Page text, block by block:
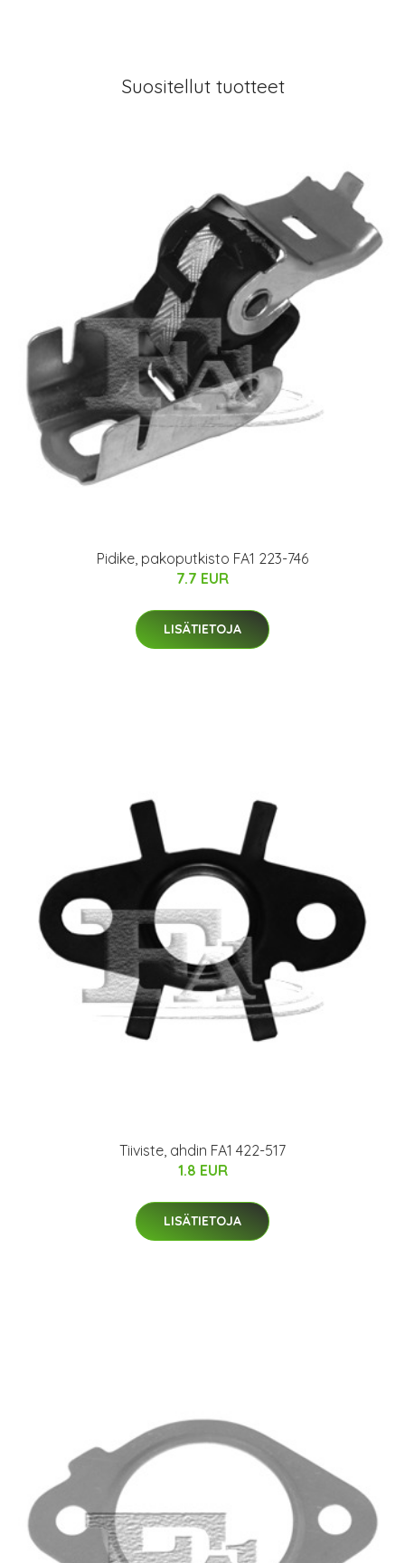
Suositellut tuotteet
Pidike, pakoputkisto FA1 223-746
7.7 EUR
LISÄTIETOJA
Tiiviste, ahdin FA1 422-517
1.8 EUR
LISÄTIETOJA